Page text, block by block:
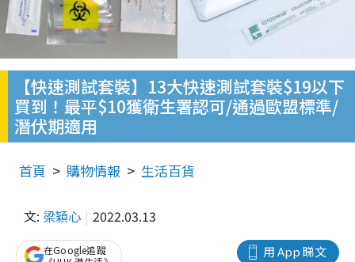
【快速測試套裝】13大快速測試套裝$19以下
買到！最平$10獲衛生署認可/通過歐盟標準/
潛伏期適用
首頁 購物情報 生活百貨
文: 梁穎心 2022.03.13
用 App 睇文
在Google追蹤